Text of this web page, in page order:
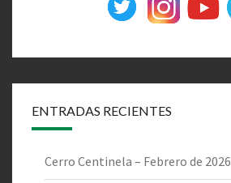
ENTRADAS RECIENTES
Cerro Centinela – Febrero de 2026